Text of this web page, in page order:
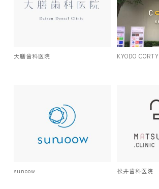
大膳歯科医院 KYODO CORTY
sunoow 松井歯科医院